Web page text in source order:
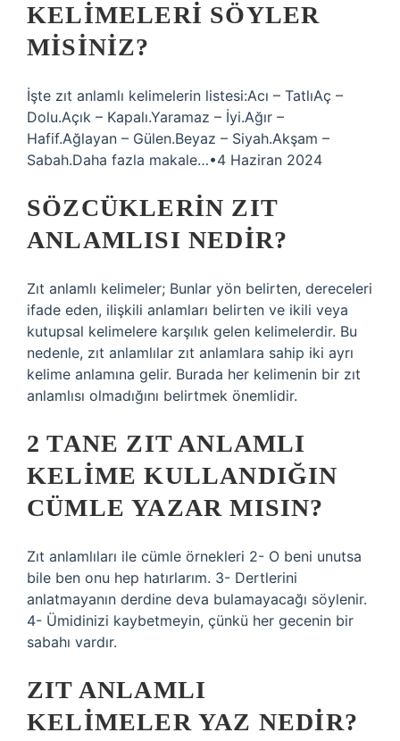
KELIMELERI SÖYLER
MISINIZ?
İşte zıt anlamlı kelimelerin listesi:Acı – TatlıAç –
Dolu.Açık – Kapalı.Yaramaz – İyi.Ağır –
Hafif.Ağlayan – Gülen.Beyaz – Siyah.Akşam –
Sabah.Daha fazla makale…•4 Haziran 2024
SÖZCÜKLERIN ZIT
ANLAMLISI NEDIR?
Zıt anlamlı kelimeler; Bunlar yön belirten, dereceleri
ifade eden, ilişkili anlamları belirten ve ikili veya
kutupsal kelimelere karşılık gelen kelimelerdir. Bu
nedenle, zıt anlamlılar zıt anlamlara sahip iki ayrı
kelime anlamına gelir. Burada her kelimenin bir zıt
anlamlısı olmadığını belirtmek önemlidir.
2 TANE ZIT ANLAMLI
KELIME KULLANDIĞIN
CÜMLE YAZAR MISIN?
Zıt anlamlıları ile cümle örnekleri 2- O beni unutsa
bile ben onu hep hatırlarım. 3- Dertlerini
anlatmayanın derdine deva bulamayacağı söylenir.
4- Ümidinizi kaybetmeyin, çünkü her gecenin bir
sabahı vardır.
ZIT ANLAMLI
KELIMELER YAZ NEDIR?